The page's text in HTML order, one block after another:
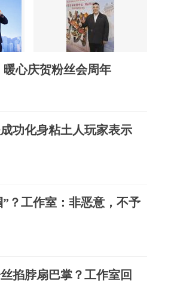
心庆贺粉丝会周年
功化身粘土人玩家表示
？工作室：非恶意，不予
掐脖扇巴掌？工作室回